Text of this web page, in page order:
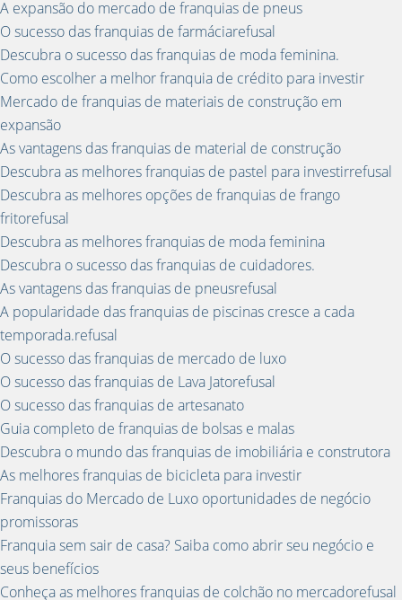
A expansão do mercado de franquias de pneus
O sucesso das franquias de farmáciarefusal
Descubra o sucesso das franquias de moda feminina.
Como escolher a melhor franquia de crédito para investir
Mercado de franquias de materiais de construção em
expansão
As vantagens das franquias de material de construção
Descubra as melhores franquias de pastel para investirrefusal
Descubra as melhores opções de franquias de frango
fritorefusal
Descubra as melhores franquias de moda feminina
Descubra o sucesso das franquias de cuidadores.
As vantagens das franquias de pneusrefusal
A popularidade das franquias de piscinas cresce a cada
temporada.refusal
O sucesso das franquias de mercado de luxo
O sucesso das franquias de Lava Jatorefusal
O sucesso das franquias de artesanato
Guia completo de franquias de bolsas e malas
Descubra o mundo das franquias de imobiliária e construtora
As melhores franquias de bicicleta para investir
Franquias do Mercado de Luxo oportunidades de negócio
promissoras
Franquia sem sair de casa? Saiba como abrir seu negócio e
seus benefícios
Conheça as melhores franquias de colchão no mercadorefusal